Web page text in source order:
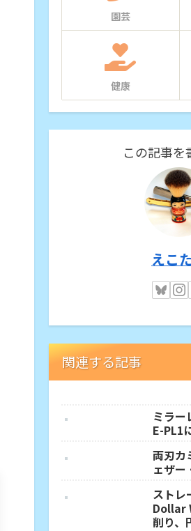
園芸
健康
この記事を
えこ
関連する記事
ミラー
E-PL1
両刃カ
ェザー
ストレ
Dollar
削り、